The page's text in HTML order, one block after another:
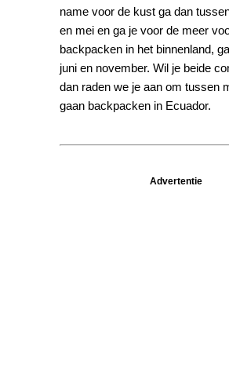
name voor de kust ga dan
en mei en ga je voor de meer
backpacken in het binnenland,
juni en november. Wil je beide
dan raden we je aan om tussen
gaan backpacken in Ecuador.
Advertentie